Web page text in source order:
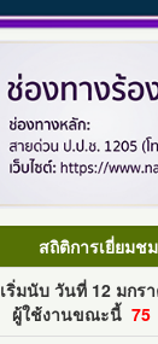
สถิติการเยี่ยมชม
เริ่มนับ วันที่ 12 มกร
ผู้ใช้งานขณะนี้ 75